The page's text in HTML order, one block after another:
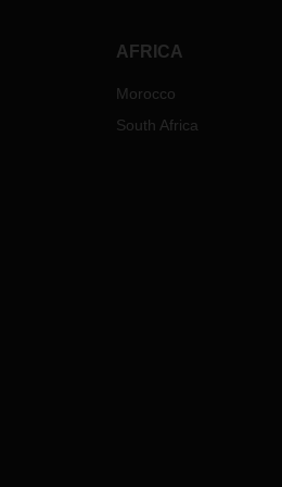
AFRICA
Morocco
South Africa